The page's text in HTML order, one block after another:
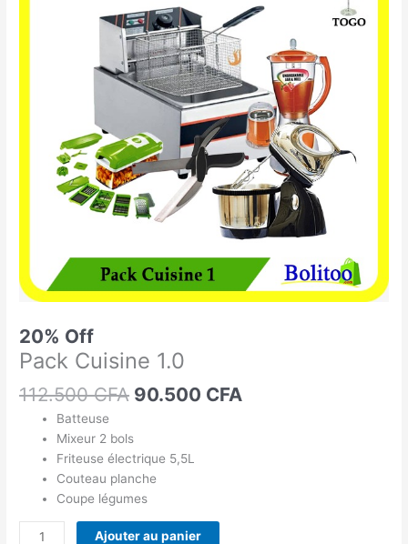
20% Off
Pack Cuisine 1.0
112.500CFA
112.500 CFA.
90.500 CFA
90.500 CFA.
Batteuse
Mixeur 2 bols
Friteuse électrique 5,5L
Couteau planche
Coupe légumes
Ajouter au panier